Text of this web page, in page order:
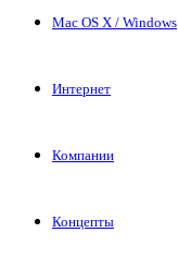
Mac OS X / Windows
Интернет
Компании
Концепты